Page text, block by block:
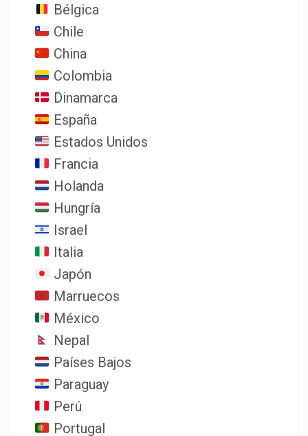
Bélgica
Chile
China
Colombia
Dinamarca
España
Estados Unidos
Francia
Holanda
Hungría
Israel
Italia
Japón
Marruecos
México
Nepal
Países Bajos
Paraguay
Perú
Portugal